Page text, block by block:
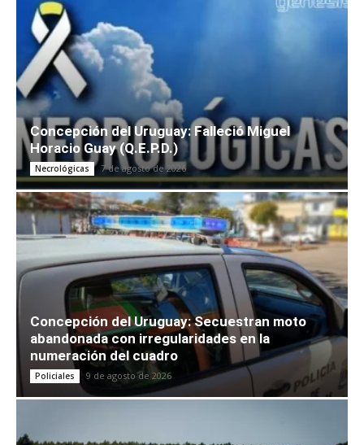
Concepción del Uruguay: Falleció Miguel
Horacio Guay (Q.E.P.D.)
Necrológicas 7 de agosto de 2026
Concepción del Uruguay: Secuestran moto
abandonada con irregularidades en la
numeración del cuadro
Policiales 9 de agosto de 2026